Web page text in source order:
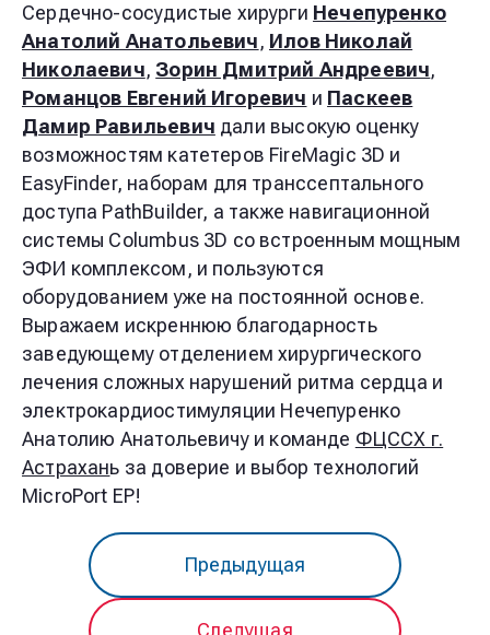
Сердечно-сосудистые хирурги Нечепуренко
Анатолий Анатольевич, Илов Николай
Николаевич, Зорин Дмитрий Андреевич,
Романцов Евгений Игоревич и Паскеев
Дамир Равильевич дали высокую оценку
возможностям катетеров FireMagic 3D и
EasyFinder, наборам для транссептального
доступа PathBuilder, а также навигационной
системы Columbus 3D со встроенным мощным
ЭФИ комплексом, и пользуются
оборудованием уже на постоянной основе.
Выражаем искреннюю благодарность
заведующему отделением хирургического
лечения сложных нарушений ритма сердца и
электрокардиостимуляции Нечепуренко
Анатолию Анатольевичуи команде ФЦССХ г.
Астрахань за доверие и выбор технологий
MicroPort EP!
Предыдущая
Следущая